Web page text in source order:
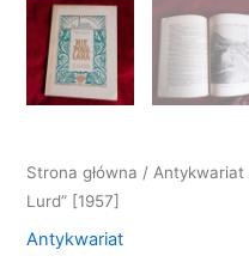
Strona główna / Antykwariat
Lurd” [1957]
Antykwariat